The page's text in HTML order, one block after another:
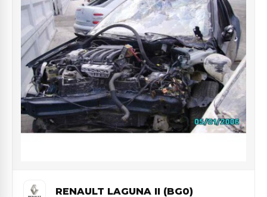
RENAULT LAGUNA II (BG0)